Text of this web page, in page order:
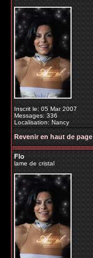
Inscrit le: 05 Mar 2007
Messages: 336
Localisation: Nancy
Revenir en haut de page
Flo
lame de cristal